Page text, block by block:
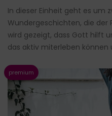
In dieser Einheit geht es um
Wundergeschichten, die der
wird gezeigt, dass Gott hilft
das aktiv miterleben können